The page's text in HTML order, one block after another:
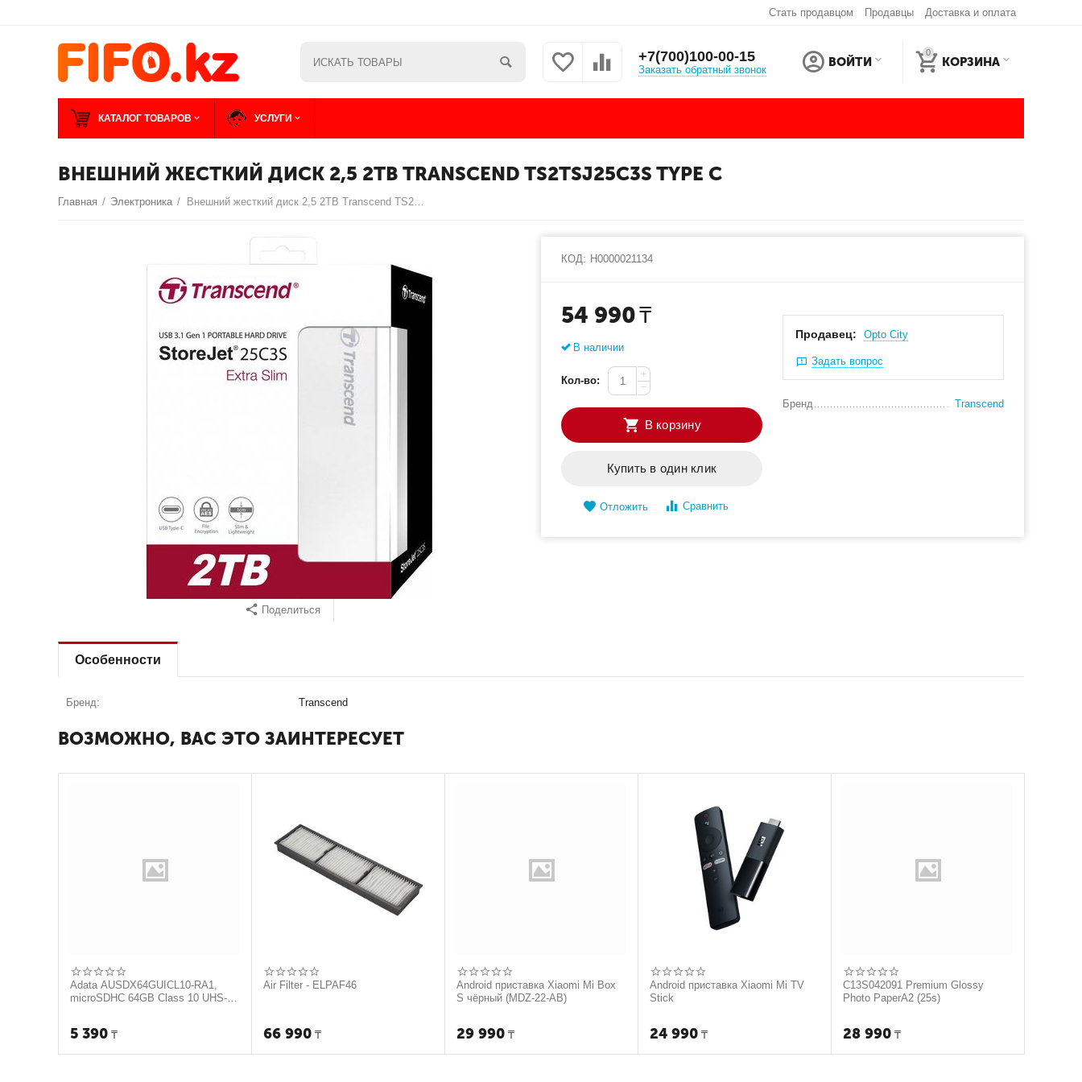
Стать продавцом Продавцы Доставка и оплата
+7(700)100-00-15
Заказать обратный звонок
ВОЙТИ
0
КОРЗИНА
КАТАЛОГ ТОВАРОВ УСЛУГИ
ВНЕШНИЙ ЖЕСТКИЙ ДИСК 2,5 2TB TRANSCEND TS2TSJ25C3S TYPE C
Главная / Электроника / Внешний жесткий диск 2,5 2TB Transcend TS2TSJ25C3S Type C
Поделиться
КОД: Н0000021134
54 990 ₸
В наличии
Кол-во:
+
−
В корзину
Купить в один клик
Отложить Сравнить
Продавец: Оpto City
Задать вопрос
Бренд Transcend
Особенности
Бренд: Transcend
ВОЗМОЖНО, ВАС ЭТО ЗАИНТЕРЕСУЕТ
Adata AUSDX64GUICL10-RA1,
microSDHC 64GB Class 10 UHS-I
5 390 ₸
Air Filter - ELPAF46
66 990 ₸
Android приставка Xiaomi Mi Box
S чёрный (MDZ-22-AB)
29 990 ₸
Android приставка Xiaomi Mi TV
Stick
24 990 ₸
C13S042091 Premium Glossy
Photo PaperA2 (25s)
28 990 ₸